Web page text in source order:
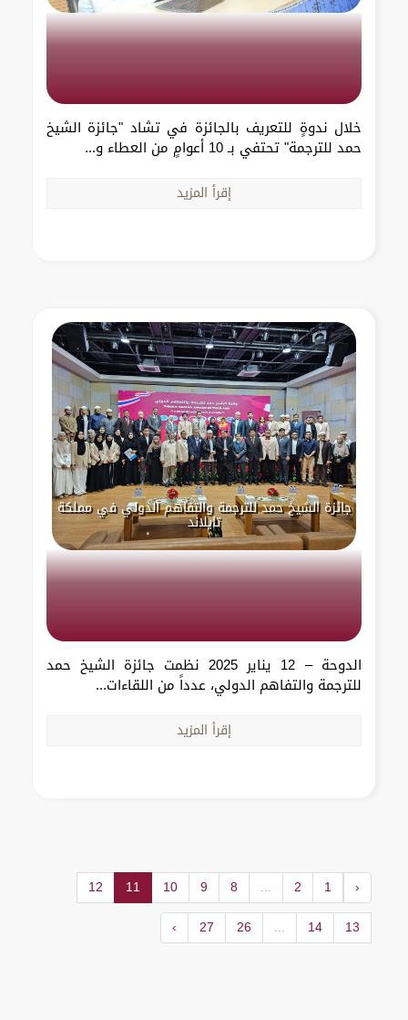
خلال ندوةٍ للتعريف بالجائزة في تشاد "جائزة الشيخ
حمد للترجمة" تحتفي بـ 10 أعوامٍ من العطاء و...
إقرأ المزيد
جائزة الشيخ حمد للترجمة والتفاهم الدولي في مملكة
تايلاند
الدوحة – 12 يناير 2025 نظمت جائزة الشيخ حمد
للترجمة والتفاهم الدولي، عدداً من اللقاءات...
إقرأ المزيد
‹
1
2
...
8
9
10
11
12
13
14
...
26
27
›